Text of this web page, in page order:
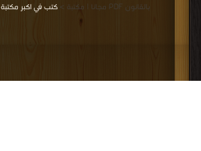
بالقانون PDF مجانا | مكتبة >
كتب في اكبر مكتبة